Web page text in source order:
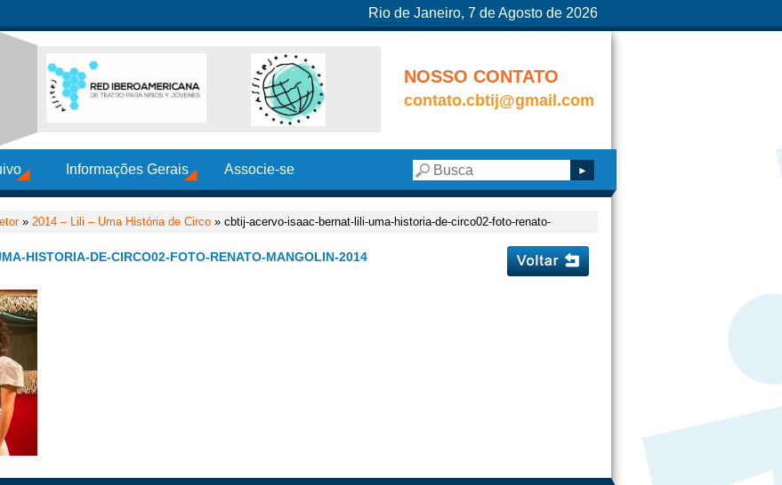
Rio de Janeiro, 7 de Agosto de 2026
NOSSO CONTATO
contato.cbtij@gmail.com
Informações Gerais Associe-se
» 2014 – Lili – Uma História de Circo » cbtij-acervo-isaac-bernat-lili-uma-historia-de-circo02-foto-renato-
HISTORIA-DE-CIRCO02-FOTO-RENATO-MANGOLIN-2014